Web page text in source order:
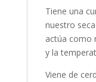
Tiene una
nuestro
actúa como
y la
Viene de